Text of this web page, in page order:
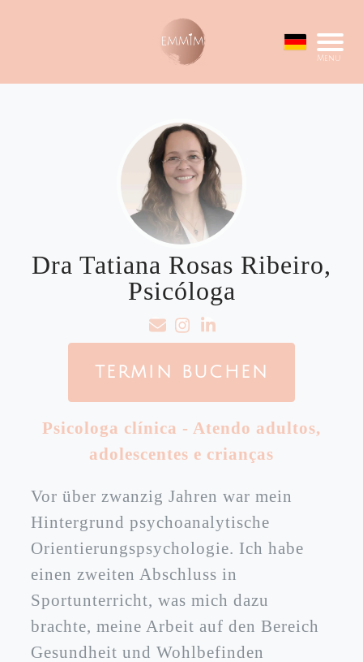
Menu
Dra Tatiana Rosas Ribeiro,
Psicóloga
TERMIN BUCHEN
Psicologa clínica - Atendo adultos,
adolescentes e crianças
Vor über zwanzig Jahren war mein
Hintergrund psychoanalytische
Orientierungspsychologie. Ich habe
einen zweiten Abschluss in
Sportunterricht, was mich dazu
brachte, meine Arbeit auf den Bereich
Gesundheit und Wohlbefinden